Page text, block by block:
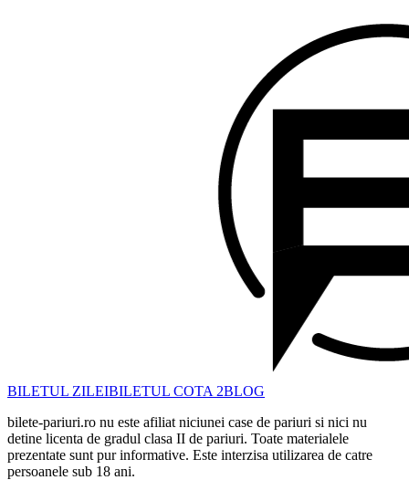
BILETUL ZILEIBILETUL COTA 2BLOG
bilete-pariuri.ro nu este afiliat niciunei case de pariuri si nici nu
detine licenta de gradul clasa II de pariuri. Toate materialele
prezentate sunt pur informative. Este interzisa utilizarea de catre
persoanele sub 18 ani.